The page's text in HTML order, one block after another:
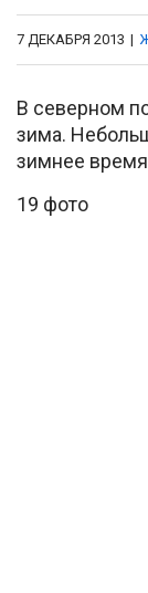
7 ДЕКАБРЯ 2013 |
В северном
зима.
зимнее время
19 фото